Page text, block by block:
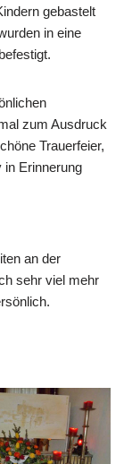
gebastelt
in eine
zum Ausdruck
Trauerfeier,
in Erinnerung
an der
sehr viel mehr